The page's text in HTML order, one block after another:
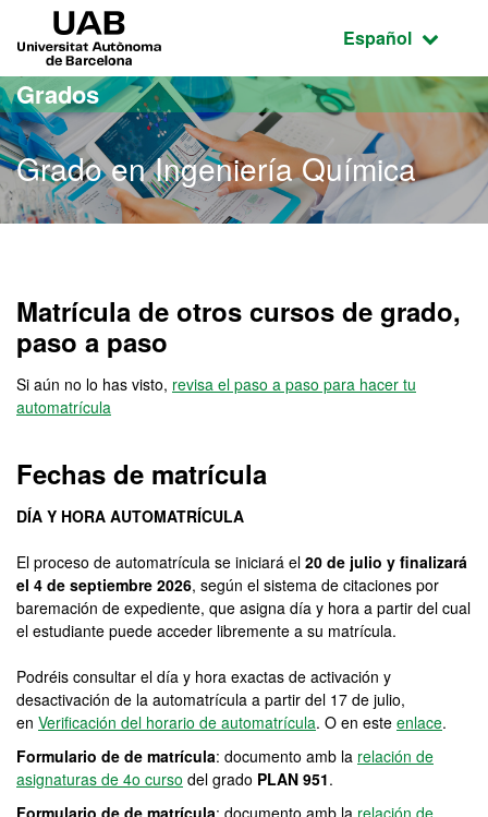
Acceso al contenido principal
Acceso a la navegación de la página
Idioma
Español
Grados
Grado en Ingeniería Química
Matrícula de otros cursos de grado,
paso a paso
Si aún no lo has visto, revisa el paso a paso para hacer tu
automatrícula
Fechas de matrícula
DÍA Y HORA AUTOMATRÍCULA
El proceso de automatrícula se iniciará el 20 de julio y finalizará
el 4 de septiembre 2026, según el sistema de citaciones por
baremación de expediente, que asigna día y hora a partir del cual
el estudiante puede acceder libremente a su matrícula.
Podréis consultar el día y hora exactas de activación y
desactivación de la automatrícula a partir del 17 de julio,
en Verificación del horario de automatrícula. O en este enlace.
Formulario de de matrícula: documento amb la relación de
asignaturas de 4o curso del grado PLAN 951.
Formulario de de matrícula: documento amb la relación de